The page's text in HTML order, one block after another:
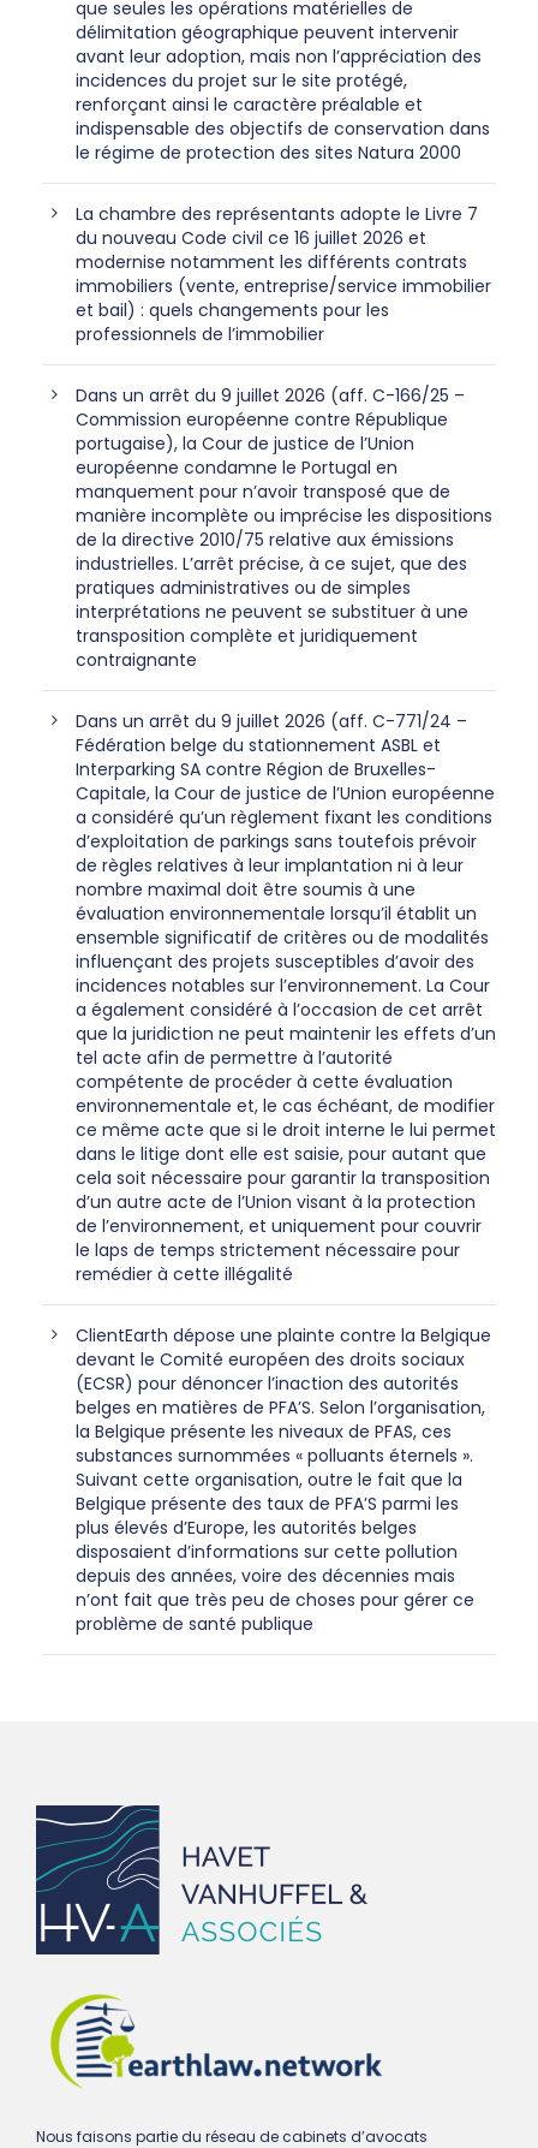
que seules les opérations matérielles de
délimitation géographique peuvent intervenir
avant leur adoption, mais non l’appréciation des
incidences du projet sur le site protégé,
renforçant ainsi le caractère préalable et
indispensable des objectifs de conservation dans
le régime de protection des sites Natura 2000
La chambre des représentants adopte le Livre 7
du nouveau Code civil ce 16 juillet 2026 et
modernise notamment les différents contrats
immobiliers (vente, entreprise/service immobilier
et bail) : quels changements pour les
professionnels de l’immobilier
Dans un arrêt du 9 juillet 2026 (aff. C-166/25 –
Commission européenne contre République
portugaise), la Cour de justice de l’Union
européenne condamne le Portugal en
manquement pour n’avoir transposé que de
manière incomplète ou imprécise les dispositions
de la directive 2010/75 relative aux émissions
industrielles. L’arrêt précise, à ce sujet, que des
pratiques administratives ou de simples
interprétations ne peuvent se substituer à une
transposition complète et juridiquement
contraignante
Dans un arrêt du 9 juillet 2026 (aff. C-771/24 –
Fédération belge du stationnement ASBL et
Interparking SA contre Région de Bruxelles-
Capitale, la Cour de justice de l’Union européenne
a considéré qu’un règlement fixant les conditions
d’exploitation de parkings sans toutefois prévoir
de règles relatives à leur implantation ni à leur
nombre maximal doit être soumis à une
évaluation environnementale lorsqu’il établit un
ensemble significatif de critères ou de modalités
influençant des projets susceptibles d’avoir des
incidences notables sur l’environnement. La Cour
a également considéré à l’occasion de cet arrêt
que la juridiction ne peut maintenir les effets d’un
tel acte afin de permettre à l’autorité
compétente de procéder à cette évaluation
environnementale et, le cas échéant, de modifier
ce même acte que si le droit interne le lui permet
dans le litige dont elle est saisie, pour autant que
cela soit nécessaire pour garantir la transposition
d’un autre acte de l’Union visant à la protection
de l’environnement, et uniquement pour couvrir
le laps de temps strictement nécessaire pour
remédier à cette illégalité
ClientEarth dépose une plainte contre la Belgique
devant le Comité européen des droits sociaux
(ECSR) pour dénoncer l’inaction des autorités
belges en matières de PFA’S. Selon l’organisation,
la Belgique présente les niveaux de PFAS, ces
substances surnommées « polluants éternels ».
Suivant cette organisation, outre le fait que la
Belgique présente des taux de PFA’S parmi les
plus élevés d’Europe, les autorités belges
disposaient d’informations sur cette pollution
depuis des années, voire des décennies mais
n’ont fait que très peu de choses pour gérer ce
problème de santé publique
Nous faisons partie du réseau de cabinets d’avocats